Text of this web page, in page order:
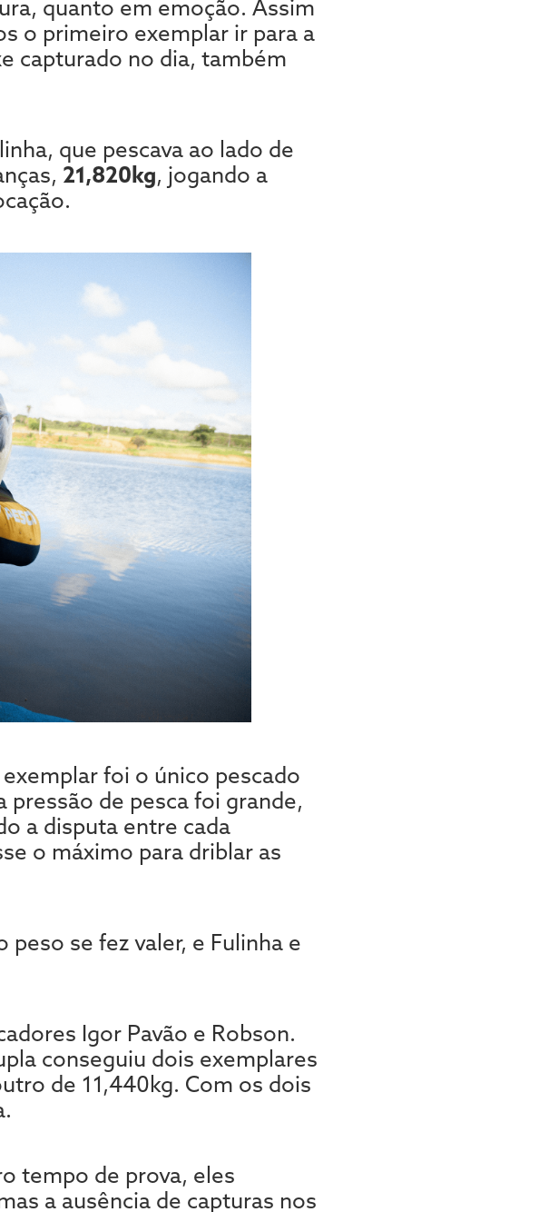
quanto em emoção. Assim
o primeiro exemplar ir para a
capturado no dia, também
que pescava ao lado de
21,820kg, jogando a
foi o único pescado
pressão de pesca foi grande,
a disputa entre cada
o máximo para driblar as
se fez valer, e Fulinha e
Igor Pavão e Robson.
conseguiu dois exemplares
de 11,440kg. Com os dois
tempo de prova, eles
a ausência de capturas nos